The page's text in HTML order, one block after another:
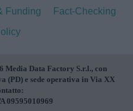
Funding
Fact-Checking
Media Data Factory S.r.l., con
(PD) e sede operativa in Via XX
09595010969